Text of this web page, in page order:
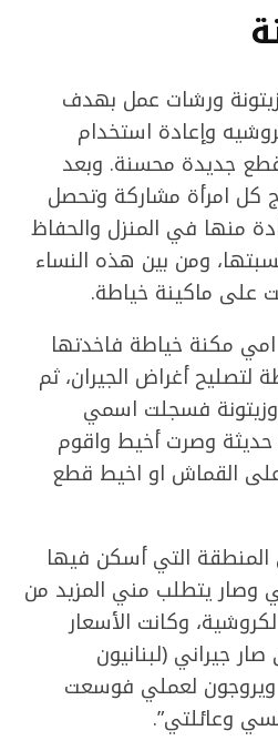
ورشات عمل بهدف
وإعادة استخدام
قطع جديدة محسنة. وبعد
كل امرأة مشاركة وتحصل
منها في المنزل والحفاظ
ومن بين هذه النساء
على ماكينة خياطة.
مكنة خياطة فاخدتها
لتصليح أغراض الجيران، ثم
فسجلت اسمي
وصرت أخيط واقوم
القماش او اخيط قطع
التي أسكن فيها
وصار يتطلب مني المزيد من
وكانت الأسعار
جيراني (لبنانيون
لعملي فوسعت
وعائلتي”.